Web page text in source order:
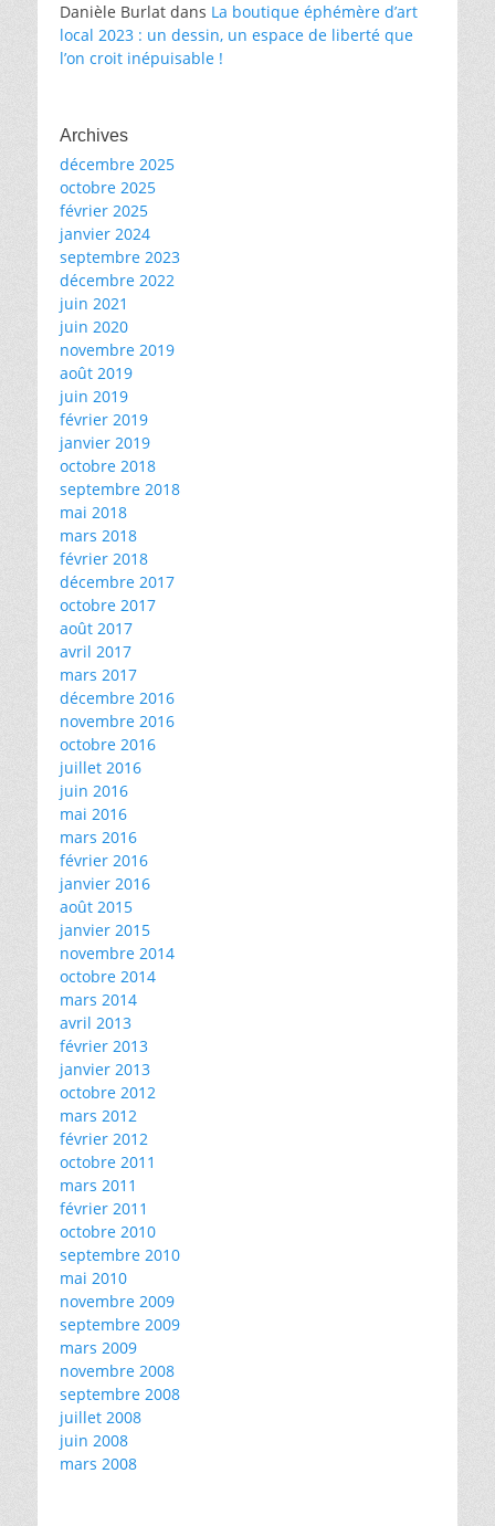
Danièle Burlat dans La boutique éphémère d’art
local 2023 : un dessin, un espace de liberté que
l’on croit inépuisable !
Archives
décembre 2025
octobre 2025
février 2025
janvier 2024
septembre 2023
décembre 2022
juin 2021
juin 2020
novembre 2019
août 2019
juin 2019
février 2019
janvier 2019
octobre 2018
septembre 2018
mai 2018
mars 2018
février 2018
décembre 2017
octobre 2017
août 2017
avril 2017
mars 2017
décembre 2016
novembre 2016
octobre 2016
juillet 2016
juin 2016
mai 2016
mars 2016
février 2016
janvier 2016
août 2015
janvier 2015
novembre 2014
octobre 2014
mars 2014
avril 2013
février 2013
janvier 2013
octobre 2012
mars 2012
février 2012
octobre 2011
mars 2011
février 2011
octobre 2010
septembre 2010
mai 2010
novembre 2009
septembre 2009
mars 2009
novembre 2008
septembre 2008
juillet 2008
juin 2008
mars 2008